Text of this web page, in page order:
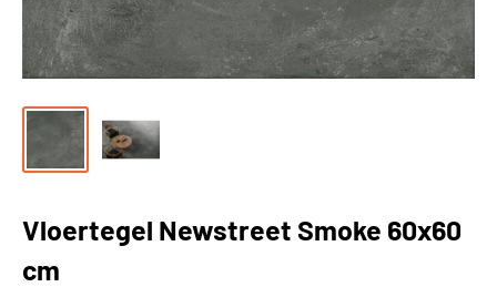
Vloertegel Newstreet Smoke 60x60
cm